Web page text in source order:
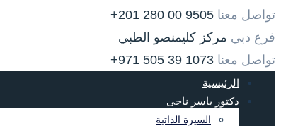
تواصل معنا 9505 00 280 201+
فرع دبي مركز كليمنصو الطبي
تواصل معنا 1073 39 505 971+
الرئيسية
دكتور ياسر ناجى
السيرة الذاتية